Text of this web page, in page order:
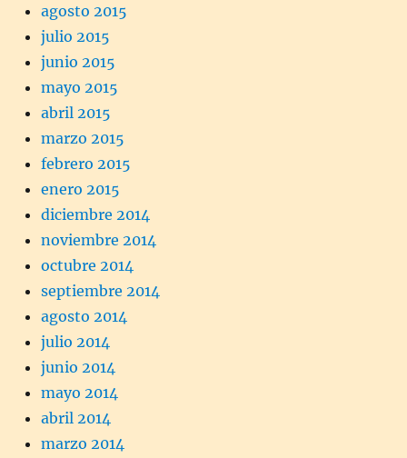
agosto 2015
julio 2015
junio 2015
mayo 2015
abril 2015
marzo 2015
febrero 2015
enero 2015
diciembre 2014
noviembre 2014
octubre 2014
septiembre 2014
agosto 2014
julio 2014
junio 2014
mayo 2014
abril 2014
marzo 2014